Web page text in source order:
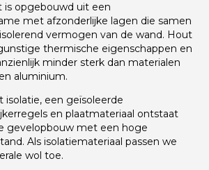
is opgebouwd uit een
met afzonderlijke lagen die samen
vermogen van de wand. Hout
thermische eigenschappen en
minder sterk dan materialen
aluminium.
isolatie, een geïsoleerde
en plaatmateriaal ontstaat
gevelopbouw met een hoge
Als isolatiemateriaal passen we
wol toe.